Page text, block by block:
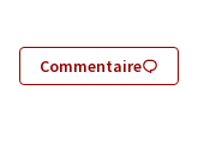
Commentaire